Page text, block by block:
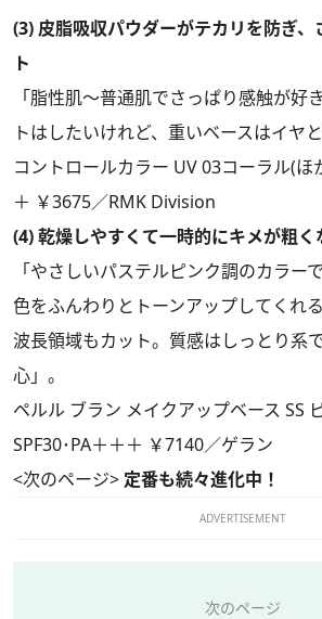
(3) 皮脂吸収パウダーがテカリを防ぎ、
ト
「脂性肌～普通肌でさっぱり感触が好
トはしたいけれど、重いベースはイヤ
コントロールカラー UV 03コーラル(ほ
＋ ￥3675／RMK Division
(4) 乾燥しやすくて一時的にキメが粗く
「やさしいパステルピンク調のカラー
色をふんわりとトーンアップしてくれ
波長領域もカット。質感はしっとり系
心」。
ペルル ブラン メイクアップベース SS
SPF30･PA＋＋＋ ￥7140／ゲラン
<次のページ> 定番も続々進化中！
ADVERTISEMENT
次のページ